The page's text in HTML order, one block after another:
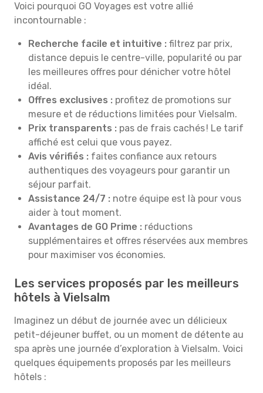
Voici pourquoi GO Voyages est votre allié
incontournable :
Recherche facile et intuitive : filtrez par prix,
distance depuis le centre-ville, popularité ou par
les meilleures offres pour dénicher votre hôtel
idéal.
Offres exclusives : profitez de promotions sur
mesure et de réductions limitées pour Vielsalm.
Prix transparents : pas de frais cachés ! Le tarif
affiché est celui que vous payez.
Avis vérifiés : faites confiance aux retours
authentiques des voyageurs pour garantir un
séjour parfait.
Assistance 24/7 : notre équipe est là pour vous
aider à tout moment.
Avantages de GO Prime : réductions
supplémentaires et offres réservées aux membres
pour maximiser vos économies.
Les services proposés par les meilleurs
hôtels à Vielsalm
Imaginez un début de journée avec un délicieux
petit-déjeuner buffet, ou un moment de détente au
spa après une journée d’exploration à Vielsalm. Voici
quelques équipements proposés par les meilleurs
hôtels :